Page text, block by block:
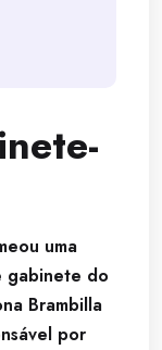
uma
gabinete do
Brambilla
por